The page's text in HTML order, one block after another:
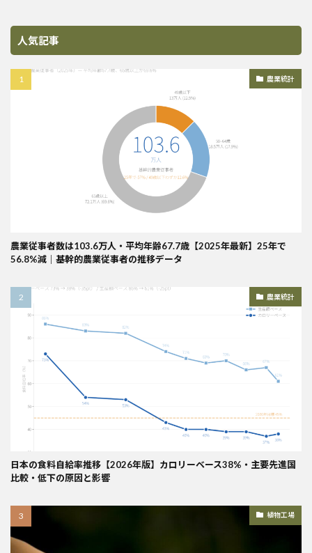
人気記事
農業統計
農業従事者数は103.6万人・平均年齢67.7歳【2025年最新】25年で
56.8%減｜基幹的農業従事者の推移データ
農業統計
日本の食料自給率推移【2026年版】カロリーベース38%・主要先進国
比較・低下の原因と影響
植物工場